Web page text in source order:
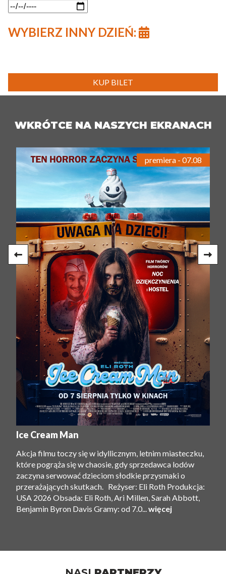
WYBIERZ INNY DZIEŃ:
KUP BILET
WKRÓTCE NA NASZYCH EKRANACH
Ice Cream Man
Akcja filmu toczy się w idyllicznym, letnim miasteczku,
które pogrąża się w chaosie, gdy sprzedawca lodów
zaczyna serwować dzieciom słodkie przysmaki o
przerażających skutkach. Reżyser: Eli Roth Produkcja:
USA 2026 Obsada: Eli Roth, Ari Millen, Sarah Abbott,
Benjamin Byron Davis Gramy: od 7.0...więcej
premiera - 07.08